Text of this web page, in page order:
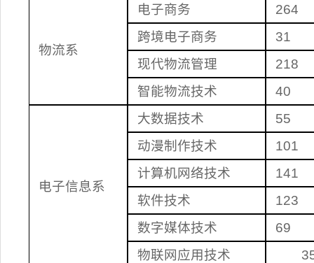
物流系
电子商务
264
跨境电子商务
31
现代物流管理
218
智能物流技术
40
电子信息系
大数据技术
55
动漫制作技术
101
计算机网络技术
141
软件技术
123
数字媒体技术
69
物联网应用技术